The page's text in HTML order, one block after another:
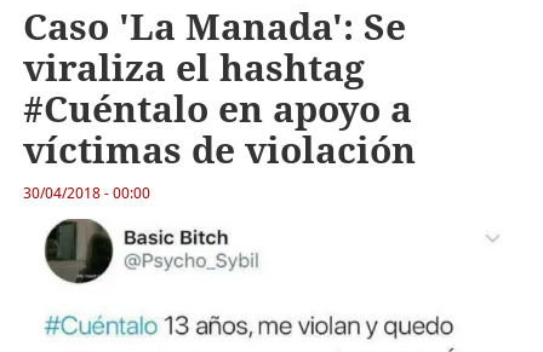
Caso 'La Manada': Se
viraliza el hashtag
#Cuéntalo en apoyo a
víctimas de violación
30/04/2018 - 00:00